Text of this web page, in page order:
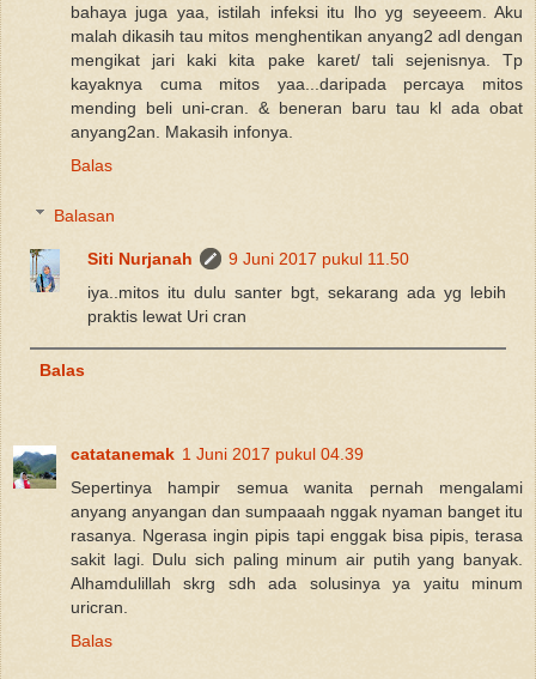
bahaya juga yaa, istilah infeksi itu lho yg seyeeem. Aku
malah dikasih tau mitos menghentikan anyang2 adl dengan
mengikat jari kaki kita pake karet/ tali sejenisnya. Tp
kayaknya cuma mitos yaa...daripada percaya mitos
mending beli uni-cran. & beneran baru tau kl ada obat
anyang2an. Makasih infonya.
Balas
Balasan
Siti Nurjanah
9 Juni 2017 pukul 11.50
iya..mitos itu dulu santer bgt, sekarang ada yg lebih
praktis lewat Uri cran
Balas
catatanemak 1 Juni 2017 pukul 04.39
Sepertinya hampir semua wanita pernah mengalami
anyang anyangan dan sumpaaah nggak nyaman banget itu
rasanya. Ngerasa ingin pipis tapi enggak bisa pipis, terasa
sakit lagi. Dulu sich paling minum air putih yang banyak.
Alhamdulillah skrg sdh ada solusinya ya yaitu minum
uricran.
Balas